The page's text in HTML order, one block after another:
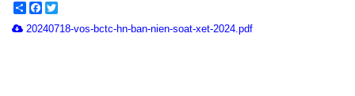
ShareFacebook
20240718-vos-bctc-hn-ban-nien-soat-xet-2024.pdf